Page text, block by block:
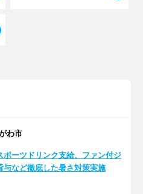
わ市
ポーツドリンク支給、ファン付ジ
与など徹底した暑さ対策実施